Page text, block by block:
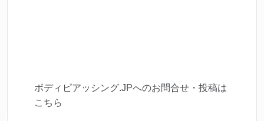
ボディピアッシング.JPへのお問合せ・投稿は
こちら